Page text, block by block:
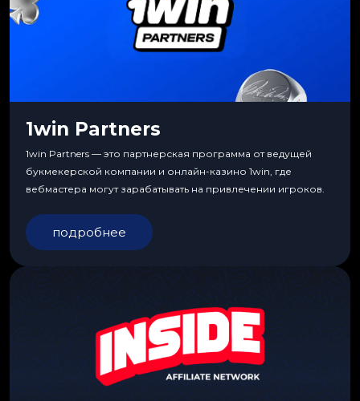
1win Partners
1win Partners — это партнерская программа от ведущей
букмекерской компании и онлайн-казино 1win, где
вебмастера могут зарабатывать на привлечении игроков.
подробнее